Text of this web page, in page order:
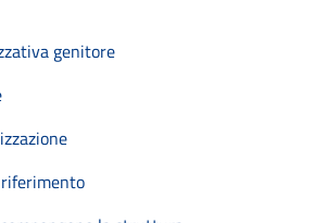
genitore